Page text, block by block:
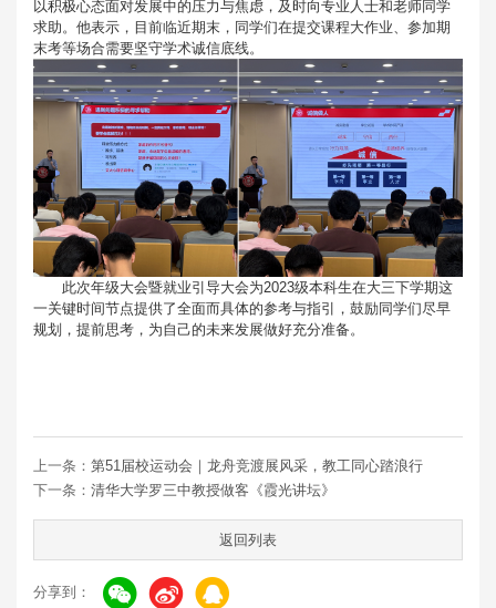
以积极心态面对发展中的压力与焦虑，及时向专业人士和老师同学
求助。他表示，目前临近期末，同学们在提交课程大作业、参加期
末考等场合需要坚守学术诚信底线。
此次年级大会暨就业引导大会为2023级本科生在大三下学期这
一关键时间节点提供了全面而具体的参考与指引，鼓励同学们尽早
规划，提前思考，为自己的未来发展做好充分准备。
上一条： 第51届校运动会｜龙舟竞渡展风采，教工同心踏浪行
下一条： 清华大学罗三中教授做客《霞光讲坛》
返回列表
分享到：